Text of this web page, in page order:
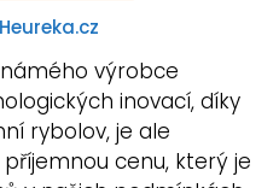
výrobce
inovací, díky
rybolov, je ale
cenu, který je